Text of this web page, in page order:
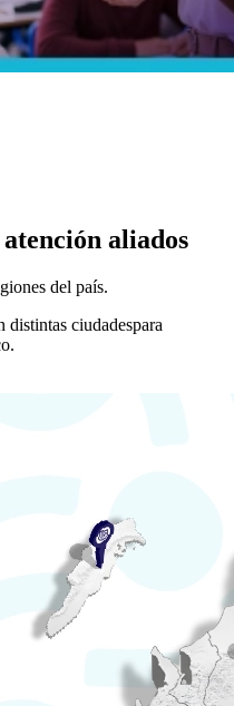
aliados
del país.
distintas ciudadespara